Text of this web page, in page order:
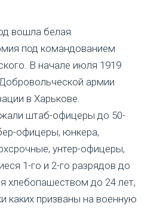
вошла белая
под командованием
В начале июля 1919
армии
в Харькове.
штаб-офицеры до 50-
офицеры, юнкера,
унтер-офицеры,
1-го и 2-го разрядов до
хлебопашеством до 24 лет,
каких призваны на военную